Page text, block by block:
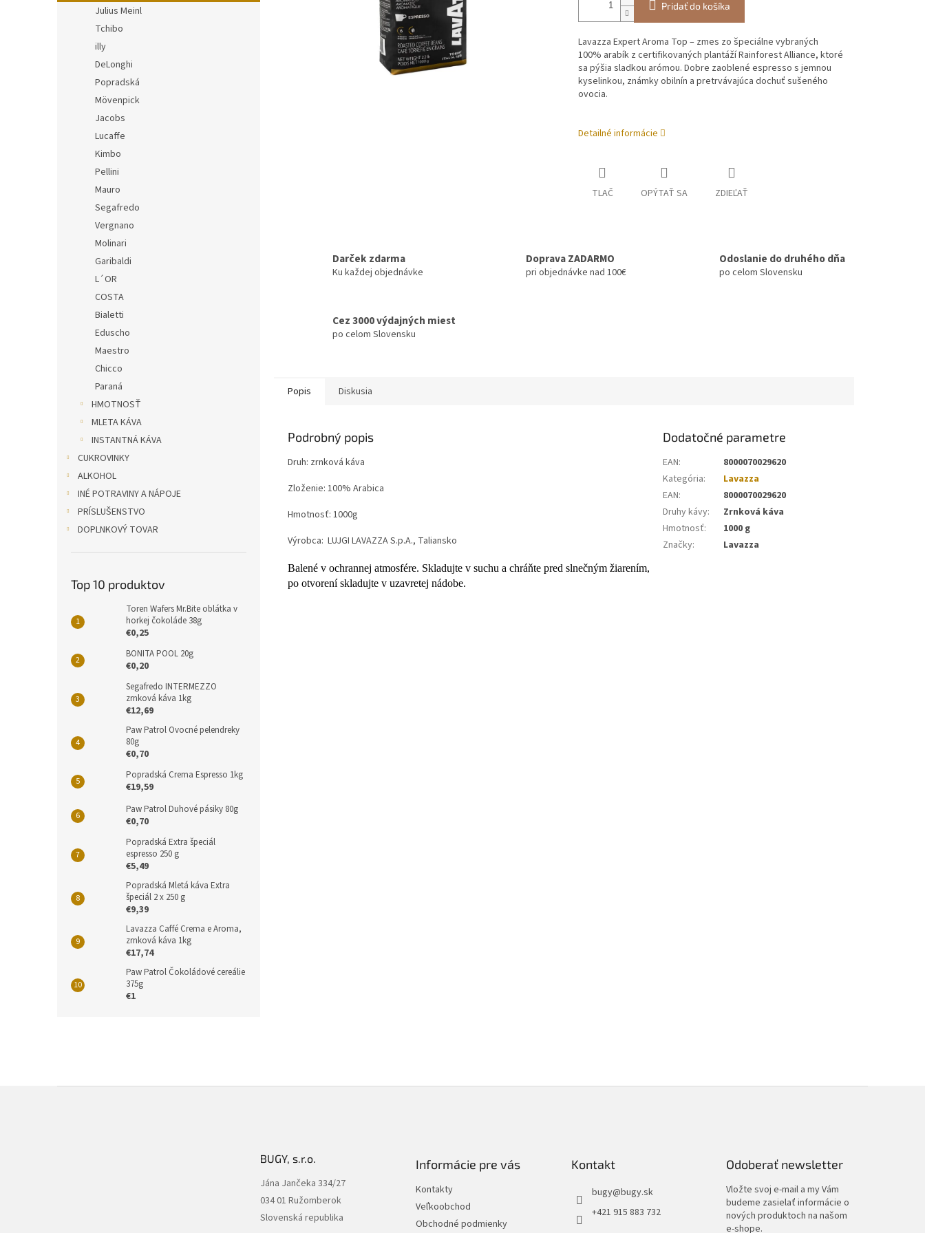
Julius Meinl
Tchibo
illy
DeLonghi
Popradská
Mövenpick
Jacobs
Lucaffe
Kimbo
Pellini
Mauro
Segafredo
Vergnano
Molinari
Garibaldi
L´OR
COSTA
Bialetti
Eduscho
Maestro
Chicco
Paraná
HMOTNOSŤ
MLETA KÁVA
INSTANTNÁ KÁVA
CUKROVINKY
ALKOHOL
INÉ POTRAVINY A NÁPOJE
PRÍSLUŠENSTVO
DOPLNKOVÝ TOVAR
Top 10 produktov
Toren Wafers Mr.Bite oblátka v
horkej čokoláde 38g
€0,25
BONITA POOL 20g
€0,20
Segafredo INTERMEZZO
zrnková káva 1kg
€12,69
Paw Patrol Ovocné pelendreky
80g
€0,70
Popradská Crema Espresso 1kg
€19,59
Paw Patrol Duhové pásiky 80g
€0,70
Popradská Extra špeciál
espresso 250 g
€5,49
Popradská Mletá káva Extra
špeciál 2 x 250 g
€9,39
Lavazza Caffé Crema e Aroma,
zrnková káva 1kg
€17,74
Paw Patrol Čokoládové cereálie
375g
€1
Pridať do košíka
Lavazza Expert Aroma Top – zmes zo špeciálne vybraných
100% arabík z certifikovaných plantáží Rainforest Alliance, ktoré
sa pýšia sladkou arómou. Dobre zaoblené espresso s jemnou
kyselinkou, známky obilnín a pretrvávajúca dochuť sušeného
ovocia.
Detailné informácie
TLAČ OPÝTAŤ SA ZDIEĽAŤ
Darček zdarma
Ku každej objednávke
Doprava ZADARMO
pri objednávke nad 100€
Odoslanie do druhého dňa
po celom Slovensku
Cez 3000 výdajných miest
po celom Slovensku
Popis Diskusia
Podrobný popis
Druh: zrnková káva
Zloženie: 100% Arabica
Hmotnosť: 1000g
Výrobca: LUJGI LAVAZZA S.p.A., Taliansko
Balené v ochrannej atmosfére. Skladujte v suchu a chráňte pred slnečným žiarením,
po otvorení skladujte v uzavretej nádobe.
Dodatočné parametre
EAN:
8000070029620
Kategória:
Lavazza
EAN:
8000070029620
Druhy kávy:
Zrnková káva
Hmotnosť:
1000 g
Značky: Lavazza
BUGY, s.r.o.
Jána Jančeka 334/27
034 01 Ružomberok
Slovenská republika
Informácie pre vás
Kontakty
Veľkoobchod
Obchodné podmienky
Kontakt
bugy@bugy.sk
+421 915 883 732
Odoberať newsletter
Vložte svoj e-mail a my Vám
budeme zasielať informácie o
nových produktoch na našom
e-shope.